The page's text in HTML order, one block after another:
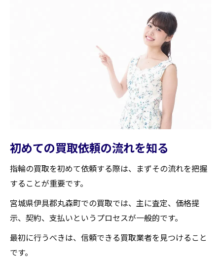
初めての買取依頼の流れを知る
指輪の買取を初めて依頼する際は、まずその流れを把握
することが重要です。
宮城県伊具郡丸森町での買取では、主に査定、価格提
示、契約、支払いというプロセスが一般的です。
最初に行うべきは、信頼できる買取業者を見つけること
です。